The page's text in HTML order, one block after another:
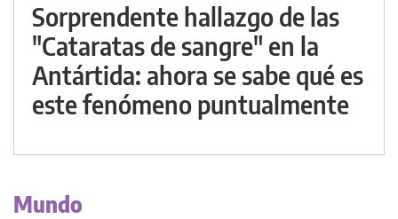
Sorprendente hallazgo de las
"Cataratas de sangre" en la
Antártida: ahora se sabe qué es
este fenómeno puntualmente
Mundo